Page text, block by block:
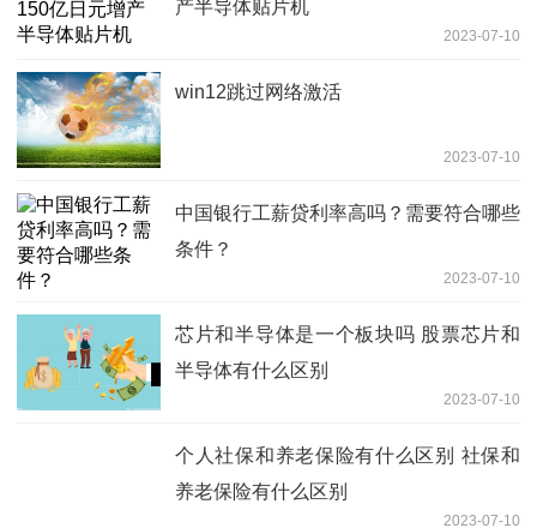
产半导体贴片机
2023-07-10
win12跳过网络激活
2023-07-10
中国银行工薪贷利率高吗？需要符合哪些
条件？
2023-07-10
芯片和半导体是一个板块吗 股票芯片和
半导体有什么区别
2023-07-10
个人社保和养老保险有什么区别 社保和
养老保险有什么区别
2023-07-10